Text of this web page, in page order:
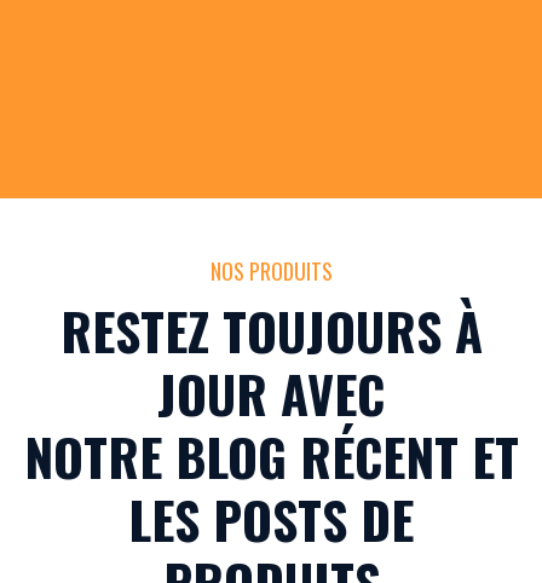
NOS PRODUITS
RESTEZ TOUJOURS À
JOUR AVEC
NOTRE BLOG RÉCENT ET
LES POSTS DE